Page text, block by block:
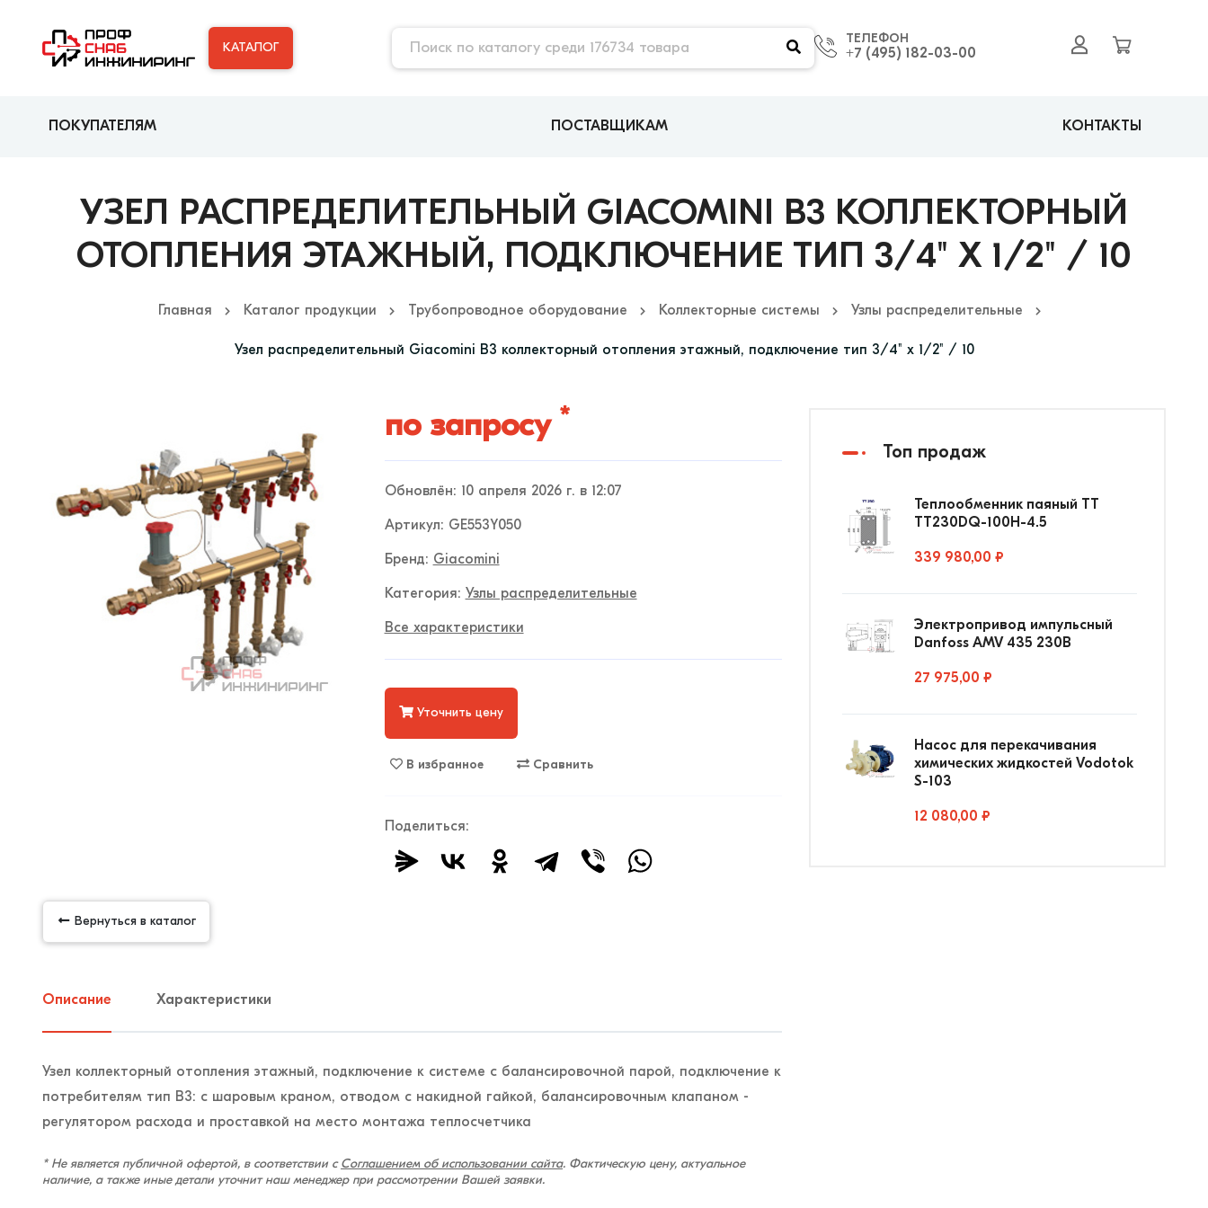
КАТАЛОГ
ТЕЛЕФОН
+7 (495) 182-03-00
ПОКУПАТЕЛЯМ ПОСТАВЩИКАМ КОНТАКТЫ
Главная Каталог продукции Трубопроводное оборудование Коллекторные системы Узлы распределительные
Узел распределительный Giacomini B3 коллекторный отопления этажный, подключение тип 3/4" x 1/2" / 10
УЗЕЛ РАСПРЕДЕЛИТЕЛЬНЫЙ GIACOMINI B3 КОЛЛЕКТОРНЫЙ
ОТОПЛЕНИЯ ЭТАЖНЫЙ, ПОДКЛЮЧЕНИЕ ТИП 3/4" X 1/2" / 10
по запросу *
Обновлён: 10 апреля 2026 г. в 12:07
Артикул: GE553Y050
Бренд: Giacomini
Категория: Узлы распределительные
Все характеристики
Уточнить цену
В избранное Сравнить
Поделиться:
Вернуться в каталог
Описание Характеристики
Узел коллекторный отопления этажный, подключение к системе с балансировочной парой, подключение к
потребителям тип B3: с шаровым краном, отводом с накидной гайкой, балансировочным клапаном -
регулятором расхода и проставкой на место монтажа теплосчетчика
* Не является публичной офертой, в соответствии с Соглашением об использовании сайта. Фактическую цену, актуальное
наличие, а также иные детали уточнит наш менеджер при рассмотрении Вашей заявки.
Топ продаж
Теплообменник паяный ТТ
ТТ230DQ-100Н-4.5
339 980,00 ₽
Электропривод импульсный
Danfoss AMV 435 230В
27 975,00 ₽
Насос для перекачивания
химических жидкостей Vodotok
S-103
12 080,00 ₽